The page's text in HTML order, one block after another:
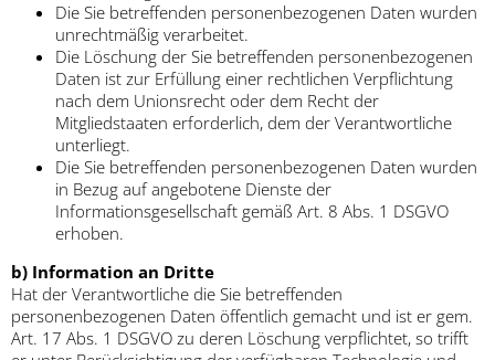
Die Sie betreffenden personenbezogenen Daten wurden
unrechtmäßig verarbeitet.
Die Löschung der Sie betreffenden personenbezogenen
Daten ist zur Erfüllung einer rechtlichen Verpflichtung
nach dem Unionsrecht oder dem Recht der
Mitgliedstaaten erforderlich, dem der Verantwortliche
unterliegt.
Die Sie betreffenden personenbezogenen Daten wurden
in Bezug auf angebotene Dienste der
Informationsgesellschaft gemäß Art. 8 Abs. 1 DSGVO
erhoben.
b) Information an Dritte
Hat der Verantwortliche die Sie betreffenden
personenbezogenen Daten öffentlich gemacht und ist er gem.
Art. 17 Abs. 1 DSGVO zu deren Löschung verpflichtet, so trifft